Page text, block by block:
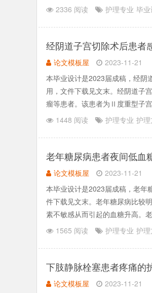
日、减轻患者.......
2336 阅读 护理专业 毕
经阴道子宫切除术后患者
论文模板屋
2023-11-21
本毕业设计是2023届成稿，经阴
用，文件下载见文末。经阴道子
瘤等患者。该患者为Ⅱ度重型子
量流血。遵医嘱.......
1448 阅读 护理专业 护
老年糖尿病患者夜间低血
论文模板屋
2023-11-21
本毕业设计是2023届成稿，老年
件下载见文末。老年糖尿病比较
素不敏感从而引起的血糖升高。
“三多一少”）.......
1565 阅读 护理专业 护
下肢静脉栓塞患者疼痛的
论文模板屋 2023-11-21